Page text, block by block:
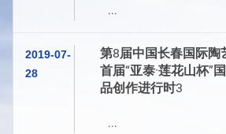
...
2019-07-
28
第8届中国长春国际陶
首届“亚泰·莲花山杯”
品创作进行时3
...